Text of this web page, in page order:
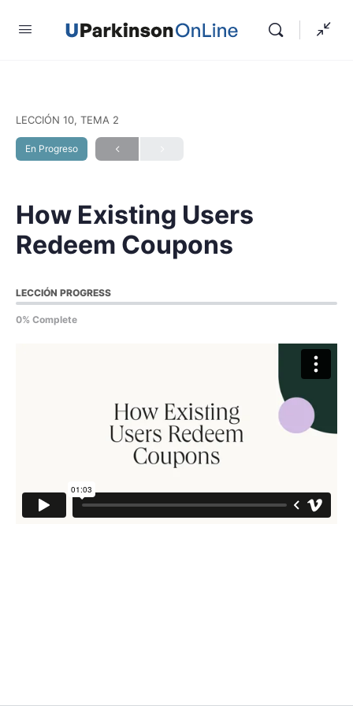
LECCIÓN 10, TEMA 2
En Progreso
How Existing Users
Redeem Coupons
LECCIÓN PROGRESS
0% Complete